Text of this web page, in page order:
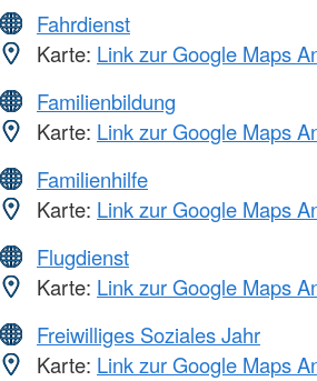
Fahrdienst
Karte: Link zur Google Maps
Familienbildung
Karte: Link zur Google Maps
Familienhilfe
Karte: Link zur Google Maps
Flugdienst
Karte: Link zur Google Maps
Freiwilliges Soziales Jahr
Karte: Link zur Google Maps